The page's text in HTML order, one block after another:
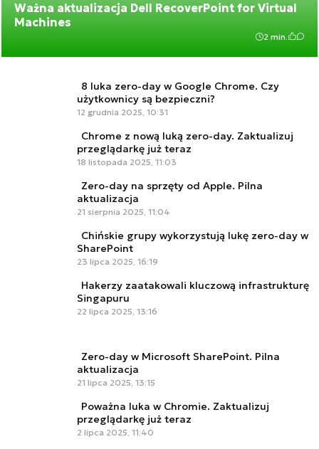
Ważna aktualizacja Dell RecoverPoint for Virtual
Machines
2 min.
8 luka zero-day w Google Chrome. Czy
użytkownicy są bezpieczni?
12 grudnia 2025, 10:31
Chrome z nową luką zero-day. Zaktualizuj
przeglądarkę już teraz
18 listopada 2025, 11:03
Zero-day na sprzęty od Apple. Pilna
aktualizacja
21 sierpnia 2025, 11:04
Chińskie grupy wykorzystują lukę zero-day w
SharePoint
23 lipca 2025, 16:19
Hakerzy zaatakowali kluczową infrastrukturę
Singapuru
22 lipca 2025, 13:16
Zero-day w Microsoft SharePoint. Pilna
aktualizacja
21 lipca 2025, 13:15
Poważna luka w Chromie. Zaktualizuj
przeglądarkę już teraz
2 lipca 2025, 11:40